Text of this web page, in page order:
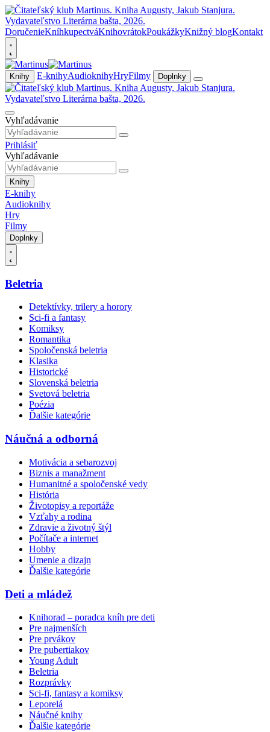
DoručenieKníhkupectváKnihovrátokPoukážkyKnižný blogKontakt
Knihy E-knihyAudioknihyHryFilmy Doplnky
Vyhľadávanie
Prihlásiť
Vyhľadávanie
Knihy
E-knihy
Audioknihy
Hry
Filmy
Doplnky
Beletria
Detektívky, trilery a horory
Sci-fi a fantasy
Komiksy
Romantika
Spoločenská beletria
Klasika
Historické
Slovenská beletria
Svetová beletria
Poézia
Ďalšie kategórie
Náučná a odborná
Motivácia a sebarozvoj
Biznis a manažment
Humanitné a spoločenské vedy
História
Životopisy a reportáže
Vzťahy a rodina
Zdravie a životný štýl
Počítače a internet
Hobby
Umenie a dizajn
Ďalšie kategórie
Deti a mládež
Knihorad – poradca kníh pre deti
Pre najmenších
Pre prvákov
Pre pubertiakov
Young Adult
Beletria
Rozprávky
Sci-fi, fantasy a komiksy
Leporelá
Náučné knihy
Ďalšie kategórie